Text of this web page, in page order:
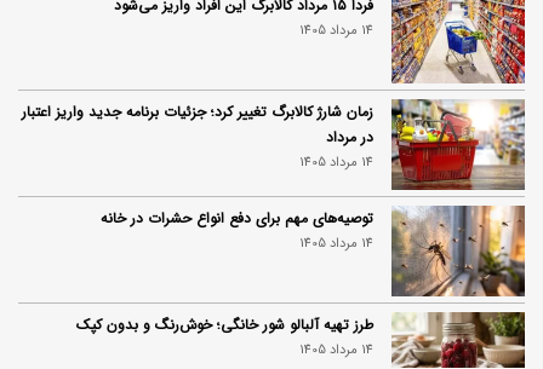
فردا ۱۵ مرداد کالابرگ این افراد واریز می‌شود
14 مرداد 1405
زمان شارژ کالابرگ تغییر کرد؛ جزئیات برنامه جدید واریز اعتبار
در مرداد
14 مرداد 1405
توصیه‌های مهم برای دفع انواع حشرات در خانه
14 مرداد 1405
طرز تهیه آلبالو شور خانگی؛ خوش‌رنگ و بدون کپک
14 مرداد 1405